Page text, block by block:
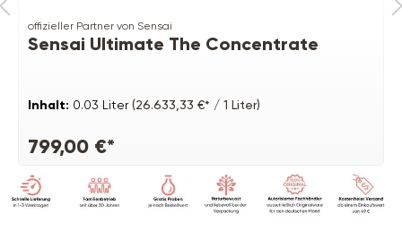
offizieller Partner von Sensai
Sensai Ultimate The Concentrate
Inhalt: 0.03 Liter(26.633,33 €* / 1 Liter)
799,00 €*